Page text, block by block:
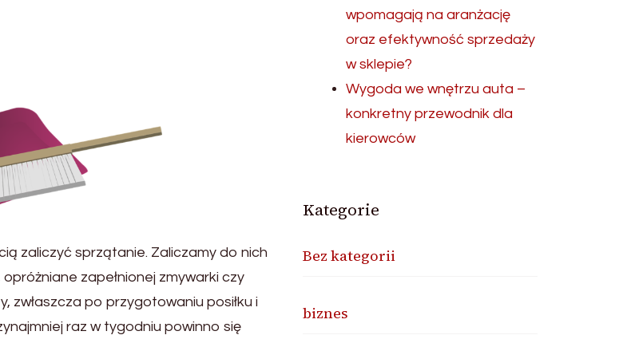
zaliczyć sprzątanie. Zaliczamy do nich
zapełnionej zmywarki czy
po przygotowaniu posiłku i
raz w tygodniu powinno się
wpomagają na aranżację
oraz efektywność sprzedaży
w sklepie?
Wygoda we wnętrzu auta –
konkretny przewodnik dla
kierowców
Kategorie
Bez kategorii
biznes